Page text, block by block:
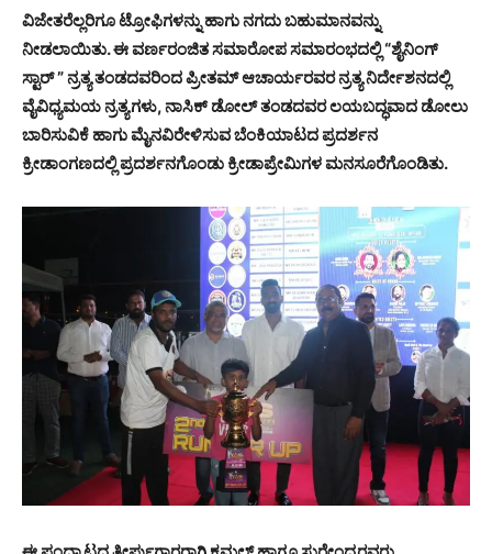
ವಿಜೇತರೆಲ್ಲರಿಗೂ ಟ್ರೋಫಿಗಳನ್ನು ಹಾಗು ನಗದು ಬಹುಮಾನವನ್ನು
ನೀಡಲಾಯಿತು. ಈ ವರ್ಣರಂಜಿತ ಸಮಾರೋಪ ಸಮಾರಂಭದಲ್ಲಿ “ಶೈನಿಂಗ್
ಸ್ಟಾರ್ ” ನ್ರತ್ಯ ತಂಡದವರಿಂದ ಪ್ರೀತಮ್ ಆಚಾರ್ಯರವರ ನ್ರತ್ಯ ನಿರ್ದೇಶನದಲ್ಲಿ
ವೈವಿಧ್ಯಮಯ ನ್ರತ್ಯಗಳು, ನಾಸಿಕ್ ಡೋಲ್ ತಂಡದವರ ಲಯಬದ್ಧವಾದ ಡೋಲು
ಬಾರಿಸುವಿಕೆ ಹಾಗು ಮೈನವಿರೇಳಿಸುವ ಬೆಂಕಿಯಾಟದ ಪ್ರದರ್ಶನ
ಕ್ರೀಡಾಂಗಣದಲ್ಲಿ ಪ್ರದರ್ಶನಗೊಂಡು ಕ್ರೀಡಾಪ್ರೇಮಿಗಳ ಮನಸೂರೆಗೊಂಡಿತು.